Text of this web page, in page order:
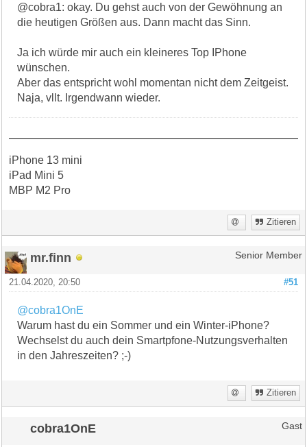
@cobra1: okay. Du gehst auch von der Gewöhnung an
die heutigen Größen aus. Dann macht das Sinn.
Ja ich würde mir auch ein kleineres Top IPhone
wünschen.
Aber das entspricht wohl momentan nicht dem Zeitgeist.
Naja, vllt. Irgendwann wieder.
iPhone 13 mini
iPad Mini 5
MBP M2 Pro
Zitieren
mr.finn Senior Member
#51
21.04.2020, 20:50
@cobra1OnE
Warum hast du ein Sommer und ein Winter-iPhone?
Wechselst du auch dein Smartpfone-Nutzungsverhalten
in den Jahreszeiten? ;-)
Zitieren
cobra1OnE Gast